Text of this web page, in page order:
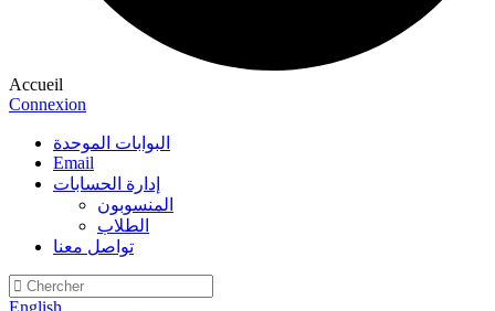
Accueil
Connexion
البوابات الموحدة
Email
إدارة الحسابات
المنسوبون
الطلاب
تواصل معنا
English